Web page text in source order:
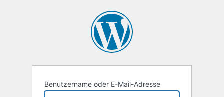
Benutzername oder E-Mail-Adresse